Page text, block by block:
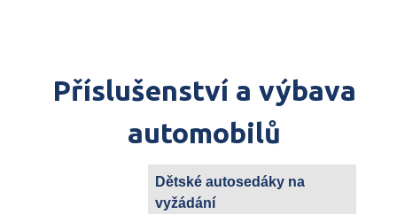
Příslušenství a výbava
automobilů
Dětské autosedáky na
vyžádání